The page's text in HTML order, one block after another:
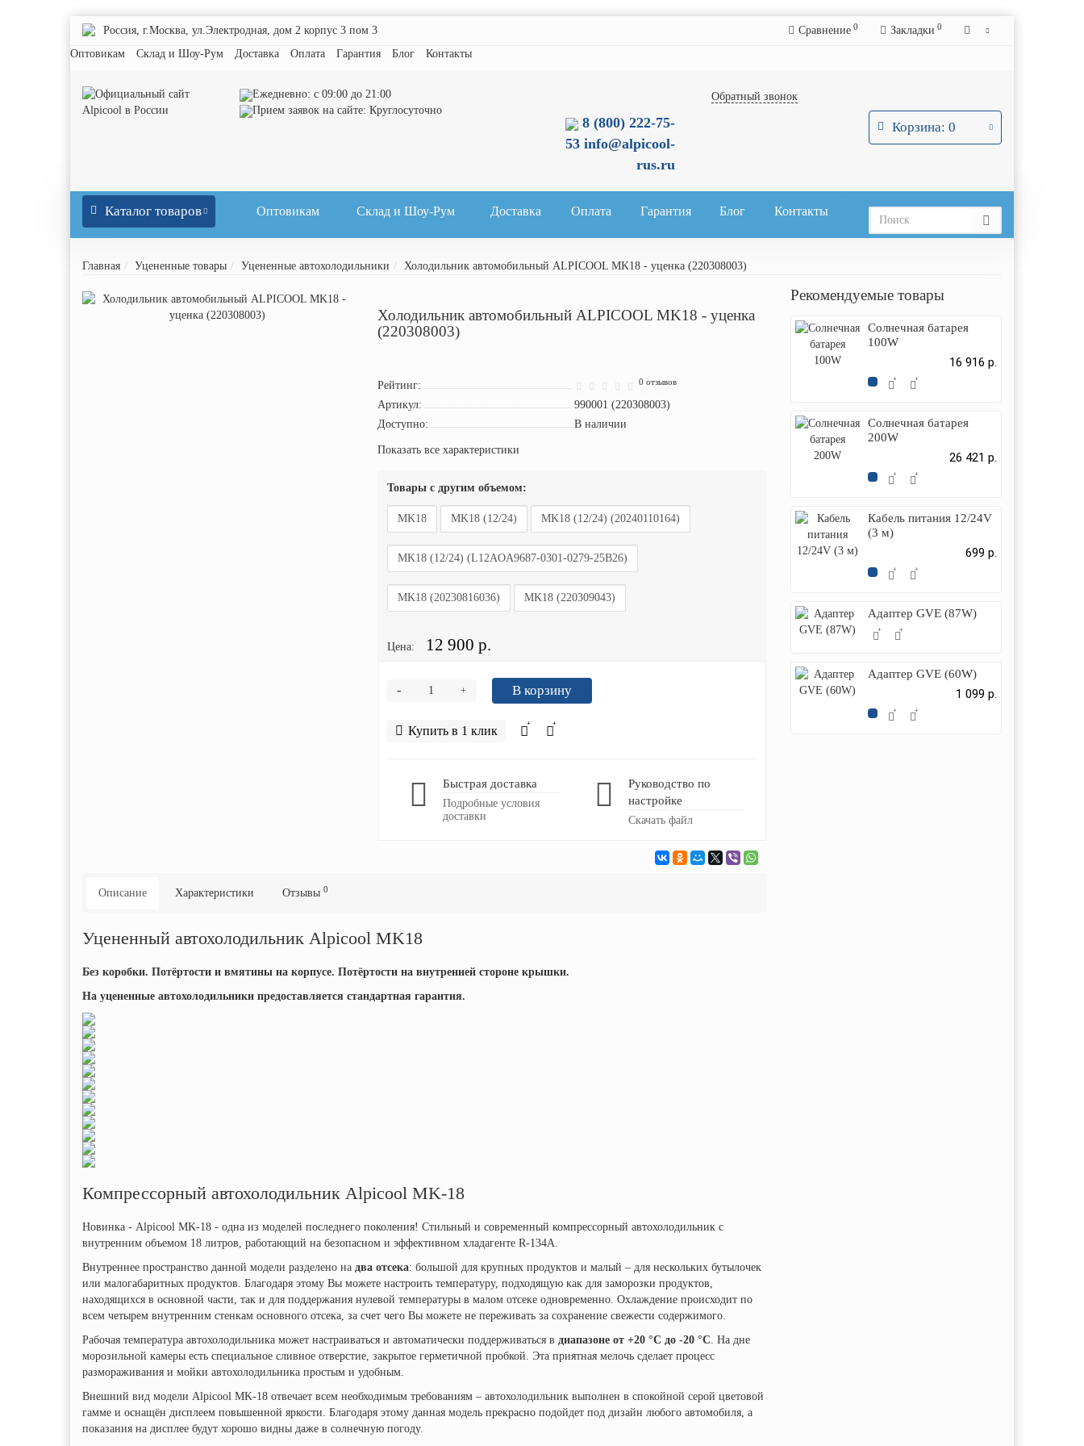
Россия, г.Москва, ул.Электродная, дом 2 корпус 3 пом 3 Сравнение 0 Закладки 0
Оптовикам Склад и Шоу-Рум Доставка Оплата Гарантия Блог Контакты
Ежедневно: с 09:00 до 21:00
Прием заявок на сайте: Круглосуточно
8 (800) 222-75-
53 info@alpicool-
rus.ru
Обратный звонок
Корзина: 0
Каталог товаров Оптовикам Склад и Шоу-Рум Доставка Оплата Гарантия Блог Контакты
Главная Уцененные товары Уцененные автохолодильники Холодильник автомобильный ALPICOOL MK18 - уценка (220308003)
Холодильник автомобильный ALPICOOL MK18 - уценка
(220308003)
Рейтинг: 0 отзывов
Артикул:
990001 (220308003)
Доступно:
В наличии
Показать все характеристики
Товары с другим объемом:
MK18 MK18 (12/24) MK18 (12/24) (20240110164)
MK18 (12/24) (L12AOA9687-0301-0279-25B26)
MK18 (20230816036) MK18 (220309043)
Цена: 12 900 р.
+
- В корзину
Купить в 1 клик
Быстрая доставка
Подробные условия
доставки
Руководство по
настройке
Скачать файл
Описание Характеристики Отзывы 0
Уцененный автохолодильник Alpicool MK18
Без коробки. Потёртости и вмятины на корпусе. Потёртости на внутренней стороне крышки.
На уцененные автохолодильники предоставляется стандартная гарантия.
Компрессорный автохолодильник Alpicool MK-18
Новинка - Alpicool MK-18 - одна из моделей последнего поколения! Стильный и современный компрессорный автохолодильник с
внутренним объемом 18 литров, работающий на безопасном и эффективном хладагенте R-134A.
Внутреннее пространство данной модели разделено на два отсека: большой для крупных продуктов и малый – для нескольких бутылочек
или малогабаритных продуктов. Благодаря этому Вы можете настроить температуру, подходящую как для заморозки продуктов,
находящихся в основной части, так и для поддержания нулевой температуры в малом отсеке одновременно. Охлаждение происходит по
всем четырем внутренним стенкам основного отсека, за счет чего Вы можете не переживать за сохранение свежести содержимого.
Рабочая температура автохолодильника может настраиваться и автоматически поддерживаться в диапазоне от +20 °C до -20 °C. На дне
морозильной камеры есть специальное сливное отверстие, закрытое герметичной пробкой. Эта приятная мелочь сделает процесс
размораживания и мойки автохолодильника простым и удобным.
Внешний вид модели Alpicool MK-18 отвечает всем необходимым требованиям – автохолодильник выполнен в спокойной серой цветовой
гамме и оснащён дисплеем повышенной яркости. Благодаря этому данная модель прекрасно подойдет под дизайн любого автомобиля, а
показания на дисплее будут хорошо видны даже в солнечную погоду.
Рекомендуемые товары
Солнечная батарея
100W
16 916 р.
Солнечная батарея
200W
26 421 р.
Кабель питания 12/24V
(3 м)
699 р.
Адаптер GVE (87W)
Адаптер GVE (60W)
1 099 р.